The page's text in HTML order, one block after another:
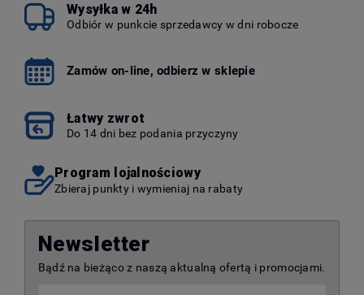
Wysyłka w 24h
Odbiór w punkcie sprzedawcy w dni robocze
Zamów on-line, odbierz w sklepie
Łatwy zwrot
Do 14 dni bez podania przyczyny
Program lojalnościowy
Zbieraj punkty i wymieniaj na rabaty
Newsletter
Bądź na bieżąco z naszą aktualną ofertą i promocjami.